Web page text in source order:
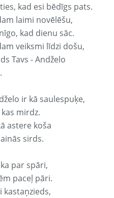
kad esi bēdīgs pats.
laimi novēlēšu,
kad dienu sāc.
veiksmi līdzi došu,
Tavs - Andželo
ir kā saulespuķe,
mirdz.
astere koša
sirds.
par spāri,
paceļ pāri.
kastaņzieds,